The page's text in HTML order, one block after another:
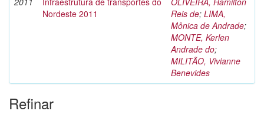
Nordeste 2011
Reis de; LIMA,
Mônica de Andrade;
MONTE, Kerlen
Andrade do;
MILITÃO, Vivianne
Benevides
Refinar